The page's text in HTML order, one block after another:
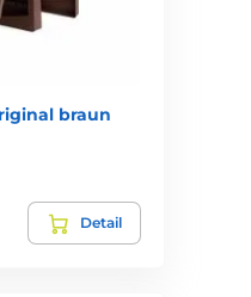
braun
Detail